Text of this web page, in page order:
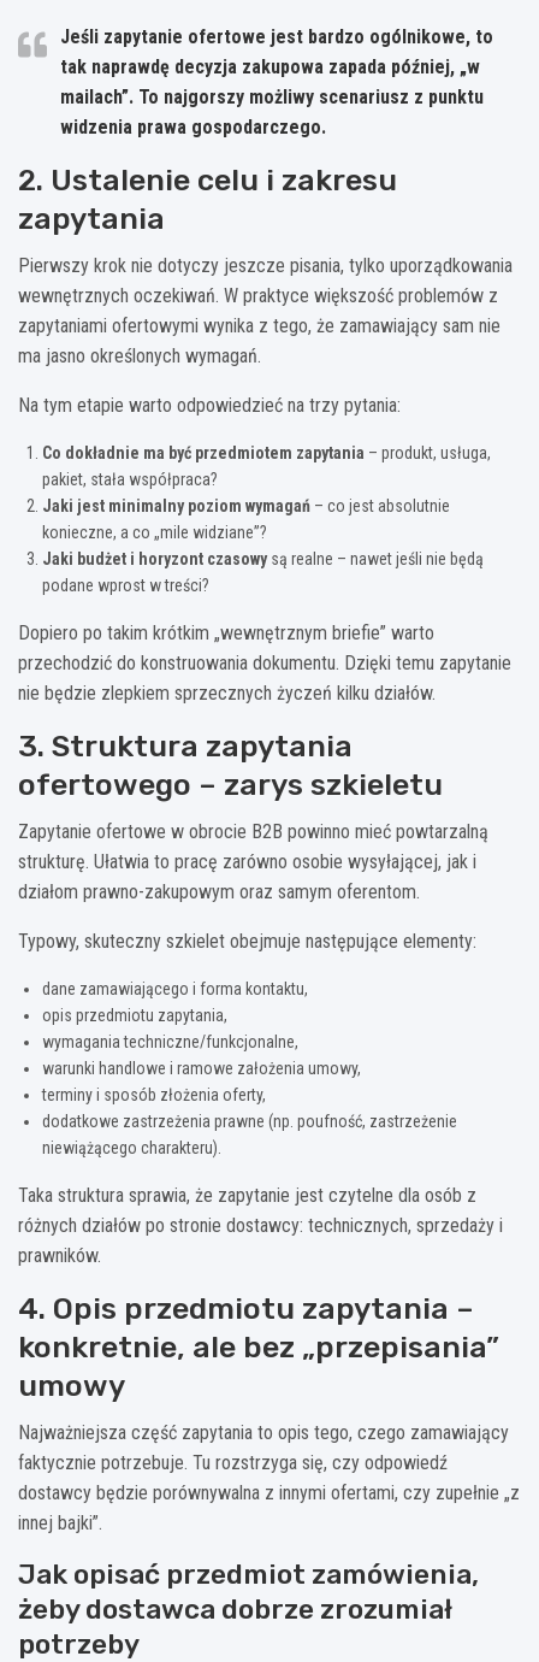
Jeśli zapytanie ofertowe jest bardzo ogólnikowe, to
tak naprawdę decyzja zakupowa zapada później, „w
mailach”. To najgorszy możliwy scenariusz z punktu
widzenia prawa gospodarczego.
2. Ustalenie celu i zakresu
zapytania
Pierwszy krok nie dotyczy jeszcze pisania, tylko uporządkowania
wewnętrznych oczekiwań. W praktyce większość problemów z
zapytaniami ofertowymi wynika z tego, że zamawiający sam nie
ma jasno określonych wymagań.
Na tym etapie warto odpowiedzieć na trzy pytania:
Co dokładnie ma być przedmiotem zapytania – produkt, usługa,
pakiet, stała współpraca?
Jaki jest minimalny poziom wymagań – co jest absolutnie
konieczne, a co „mile widziane”?
Jaki budżet i horyzont czasowysą realne – nawet jeśli nie będą
podane wprost w treści?
Dopiero po takim krótkim „wewnętrznym briefie” warto
przechodzić do konstruowania dokumentu. Dzięki temu zapytanie
nie będzie zlepkiem sprzecznych życzeń kilku działów.
3. Struktura zapytania
ofertowego – zarys szkieletu
Zapytanie ofertowe w obrocie B2B powinno mieć powtarzalną
strukturę. Ułatwia to pracę zarówno osobie wysyłającej, jak i
działom prawno-zakupowym oraz samym oferentom.
Typowy, skuteczny szkielet obejmuje następujące elementy:
dane zamawiającego i forma kontaktu,
opis przedmiotu zapytania,
wymagania techniczne/funkcjonalne,
warunki handlowe i ramowe założenia umowy,
terminy i sposób złożenia oferty,
dodatkowe zastrzeżenia prawne (np. poufność, zastrzeżenie
niewiążącego charakteru).
Taka struktura sprawia, że zapytanie jest czytelne dla osób z
różnych działów po stronie dostawcy: technicznych, sprzedaży i
prawników.
4. Opis przedmiotu zapytania –
konkretnie, ale bez „przepisania”
umowy
Najważniejsza część zapytania to opis tego, czego zamawiający
faktycznie potrzebuje. Tu rozstrzyga się, czy odpowiedź
dostawcy będzie porównywalna z innymi ofertami, czy zupełnie „z
innej bajki”.
Jak opisać przedmiot zamówienia,
żeby dostawca dobrze zrozumiał
potrzeby